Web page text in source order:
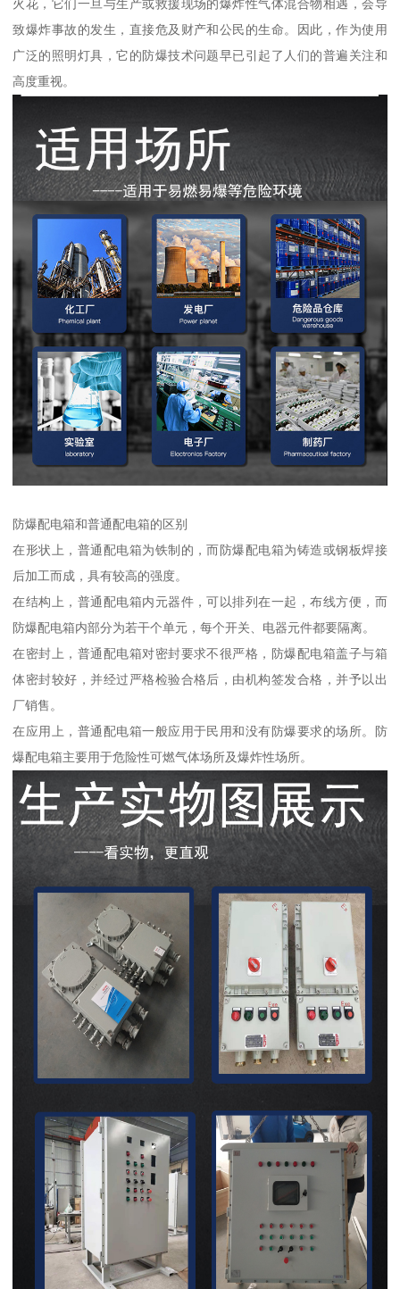
火花，它们一旦与生产或救援现场的爆炸性气体混合物相遇，会导
致爆炸事故的发生，直接危及财产和公民的生命。因此，作为使用
广泛的照明灯具，它的防爆技术问题早已引起了人们的普遍关注和
高度重视。
防爆配电箱和普通配电箱的区别
在形状上，普通配电箱为铁制的，而防爆配电箱为铸造或钢板焊接
后加工而成，具有较高的强度。
在结构上，普通配电箱内元器件，可以排列在一起，布线方便，而
防爆配电箱内部分为若干个单元，每个开关、电器元件都要隔离。
在密封上，普通配电箱对密封要求不很严格，防爆配电箱盖子与箱
体密封较好，并经过严格检验合格后，由机构签发合格，并予以出
厂销售。
在应用上，普通配电箱一般应用于民用和没有防爆要求的场所。防
爆配电箱主要用于危险性可燃气体场所及爆炸性场所。